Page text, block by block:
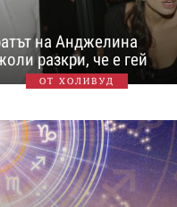
на Анджелина
разкри, че е гей
ОТ ХОЛИВУД